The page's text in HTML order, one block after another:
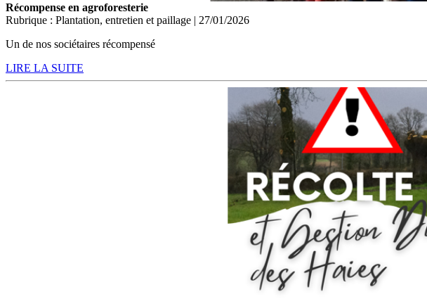
Récompense en agroforesterie
Rubrique : Plantation, entretien et paillage | 27/01/2026
Un de nos sociétaires récompensé
LIRE LA SUITE